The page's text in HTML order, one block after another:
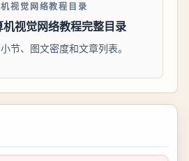
视觉网络教程目录
机视觉网络教程完整目录
节、图文密度和文章列表。